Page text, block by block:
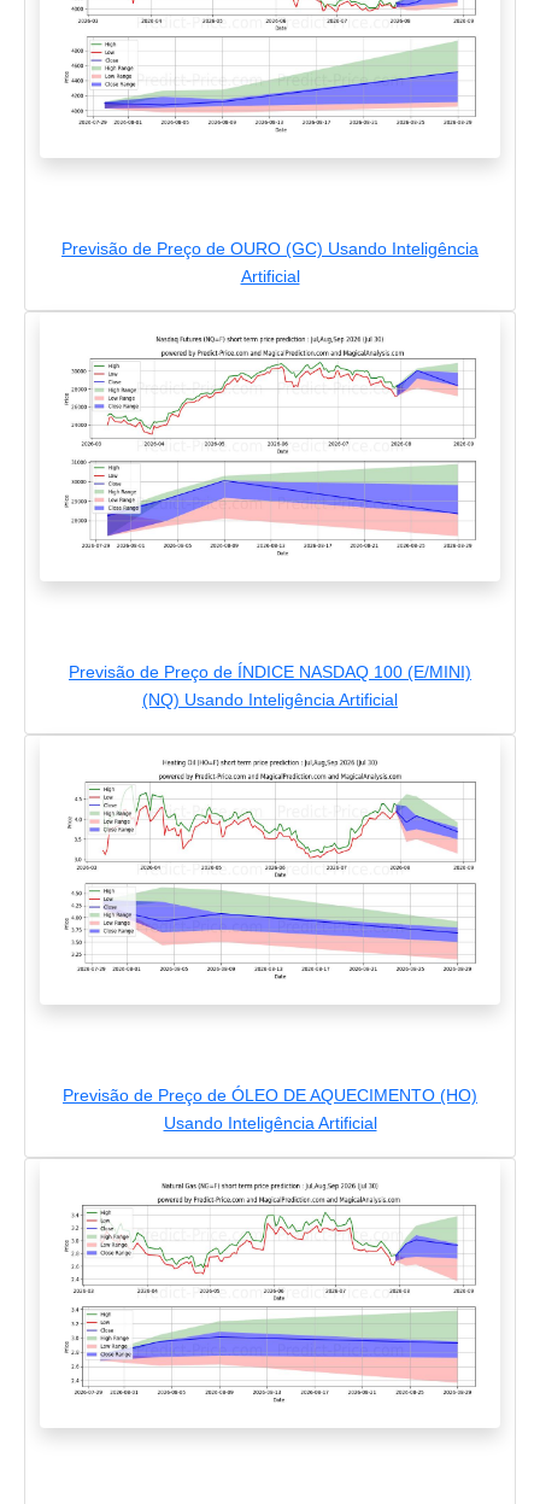
Previsão de Preço de OURO (GC) Usando Inteligência
Artificial
Previsão de Preço de ÍNDICE NASDAQ 100 (E/MINI)
(NQ) Usando Inteligência Artificial
Previsão de Preço de ÓLEO DE AQUECIMENTO (HO)
Usando Inteligência Artificial